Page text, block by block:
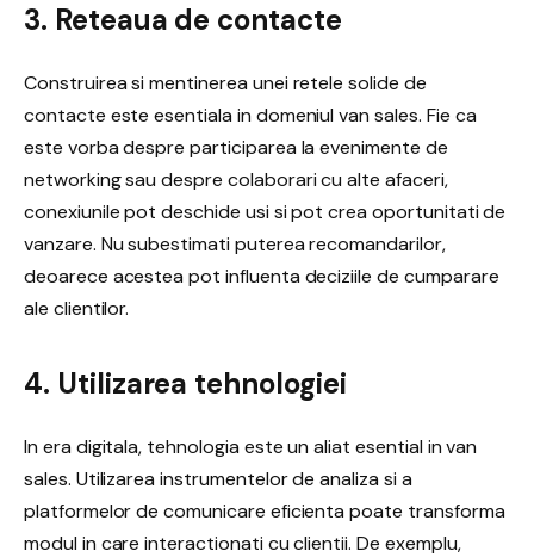
3. Reteaua de contacte
Construirea si mentinerea unei retele solide de
contacte este esentiala in domeniul van sales. Fie ca
este vorba despre participarea la evenimente de
networking sau despre colaborari cu alte afaceri,
conexiunile pot deschide usi si pot crea oportunitati de
vanzare. Nu subestimati puterea recomandarilor,
deoarece acestea pot influenta deciziile de cumparare
ale clientilor.
4. Utilizarea tehnologiei
In era digitala, tehnologia este un aliat esential in van
sales. Utilizarea instrumentelor de analiza si a
platformelor de comunicare eficienta poate transforma
modul in care interactionati cu clientii. De exemplu,